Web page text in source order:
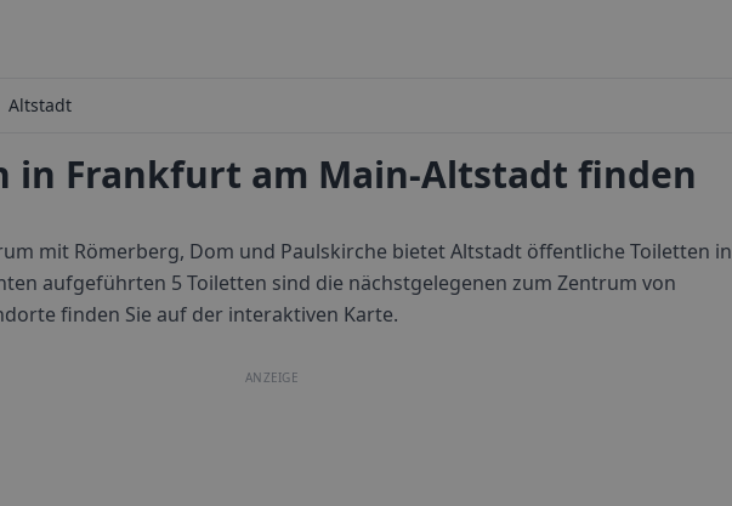
Altstadt
in Frankfurt am Main-Altstadt finden
mit Römerberg, Dom und Paulskirche bietet Altstadt öffentliche Toiletten in
aufgeführten 5 Toiletten sind die nächstgelegenen zum Zentrum von
finden Sie auf der interaktiven Karte.
ANZEIGE